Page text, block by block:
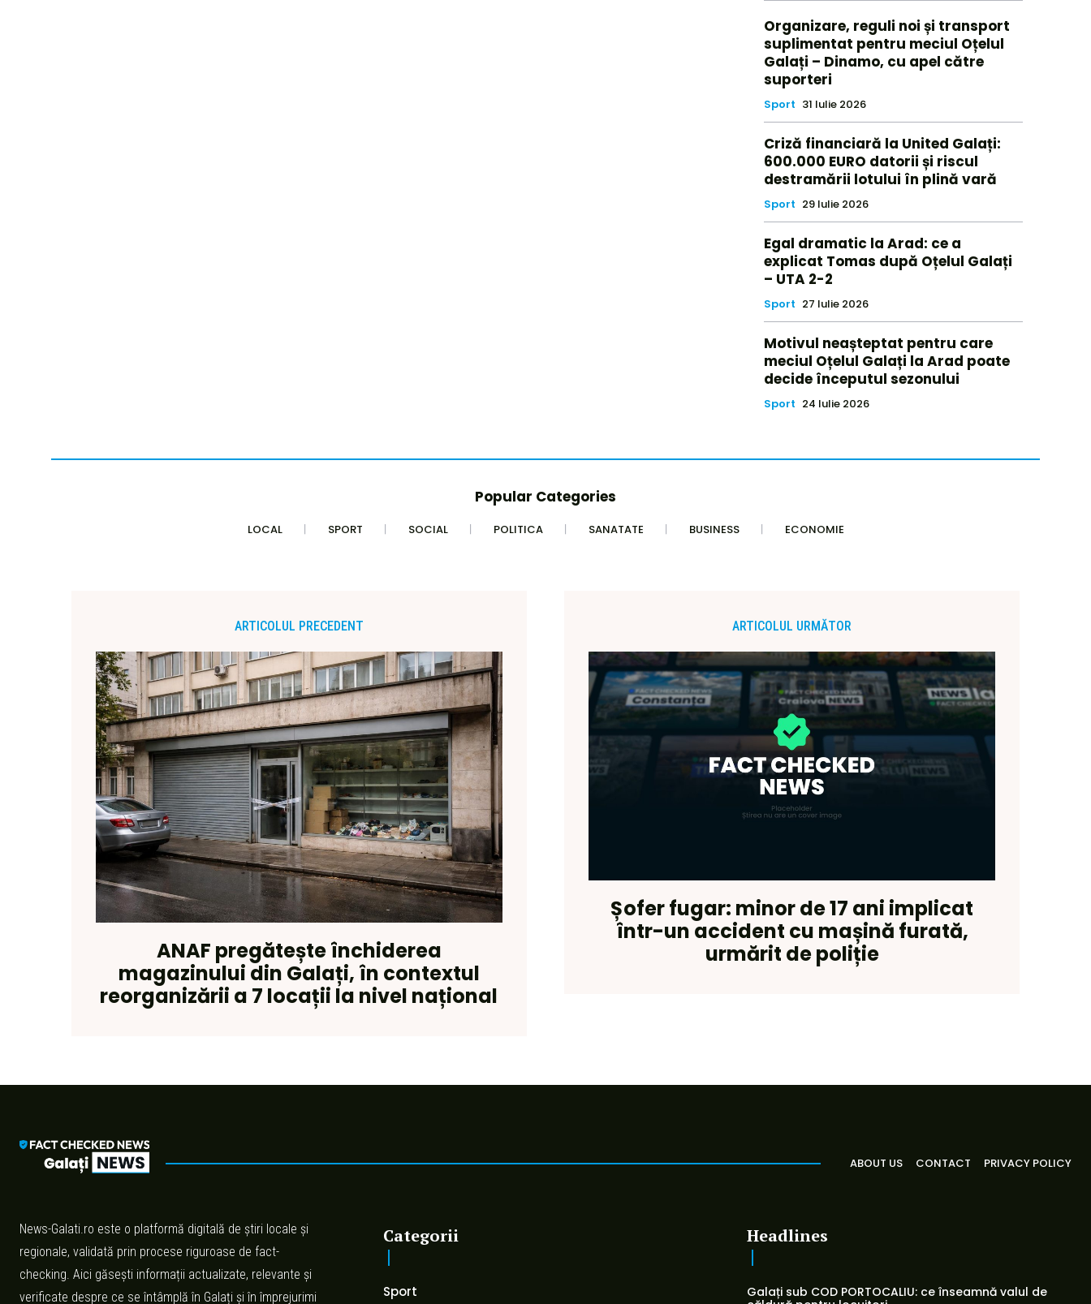
Organizare, reguli noi și transport
suplimentat pentru meciul Oțelul
Galați – Dinamo, cu apel către
suporteri
Sport 31 Iulie 2026
Criză financiară la United Galați:
600.000 EURO datorii și riscul
destramării lotului în plină vară
Sport 29 Iulie 2026
Egal dramatic la Arad: ce a
explicat Tomas după Oțelul Galați
– UTA 2-2
Sport 27 Iulie 2026
Motivul neașteptat pentru care
meciul Oțelul Galați la Arad poate
decide începutul sezonului
Sport 24 Iulie 2026
Popular Categories
LOCAL SPORT SOCIAL POLITICA SANATATE BUSINESS ECONOMIE
ARTICOLUL PRECEDENT
ANAF pregătește închiderea
magazinului din Galați, în contextul
reorganizării a 7 locații la nivel național
ARTICOLUL URMĂTOR
Șofer fugar: minor de 17 ani implicat
într-un accident cu mașină furată,
urmărit de poliție
ABOUT US CONTACT PRIVACY POLICY
News-Galati.ro este o platformă digitală de știri locale și
regionale, validată prin procese riguroase de fact-
checking. Aici găsești informații actualizate, relevante și
verificate despre ce se întâmplă în Galați și în împrejurimi
Categorii
Sport
Headlines
Galați sub COD PORTOCALIU: ce înseamnă valul de